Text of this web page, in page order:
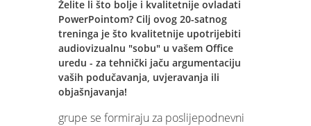
Želite li što bolje i kvalitetnije ovladati
PowerPointom? Cilj ovog 20-satnog
treninga je što kvalitetnije upotrijebiti
audiovizualnu "sobu" u vašem Office
uredu - za tehnički jaču argumentaciju
vaših podučavanja, uvjeravanja ili
objašnjavanja!
grupe se formiraju za poslijepodnevni